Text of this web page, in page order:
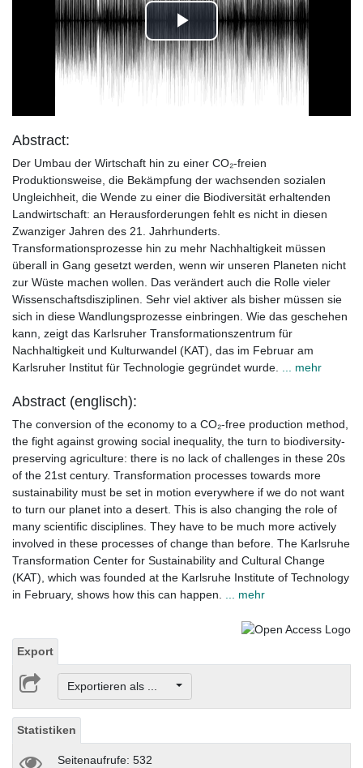
Play
Video
Abstract:
Der Umbau der Wirtschaft hin zu einer CO₂-freien
Produktionsweise, die Bekämpfung der wachsenden sozialen
Ungleichheit, die Wende zu einer die Biodiversität erhaltenden
Landwirtschaft: an Herausforderungen fehlt es nicht in diesen
Zwanziger Jahren des 21. Jahrhunderts.
Transformationsprozesse hin zu mehr Nachhaltigkeit müssen
überall in Gang gesetzt werden, wenn wir unseren Planeten nicht
zur Wüste machen wollen. Das verändert auch die Rolle vieler
Wissenschaftsdisziplinen. Sehr viel aktiver als bisher müssen sie
sich in diese Wandlungsprozesse einbringen. Wie das geschehen
kann, zeigt das Karlsruher Transformationszentrum für
Nachhaltigkeit und Kulturwandel (KAT), das im Februar am
Karlsruher Institut für Technologie gegründet wurde.
... mehr
Abstract (englisch):
The conversion of the economy to a CO₂-free production method,
the fight against growing social inequality, the turn to biodiversity-
preserving agriculture: there is no lack of challenges in these 20s
of the 21st century. Transformation processes towards more
sustainability must be set in motion everywhere if we do not want
to turn our planet into a desert. This is also changing the role of
many scientific disciplines. They have to be much more actively
involved in these processes of change than before. The Karlsruhe
Transformation Center for Sustainability and Cultural Change
(KAT), which was founded at the Karlsruhe Institute of Technology
in February, shows how this can happen.
... mehr
Export
Exportieren als ...
Statistiken
Seitenaufrufe: 532